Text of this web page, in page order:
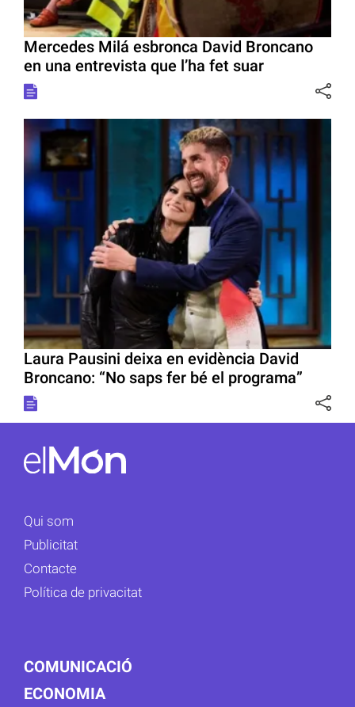
Mercedes Milá esbronca David Broncano
en una entrevista que l’ha fet suar
Laura Pausini deixa en evidència David
Broncano: “No saps fer bé el programa”
Qui som
Publicitat
Contacte
Política de privacitat
COMUNICACIÓ
ECONOMIA